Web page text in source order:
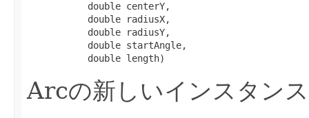
           double centerY,
           double radiusX,
           double radiusY,
           double startAngle,
           double length)
Arcの新しいインスタン